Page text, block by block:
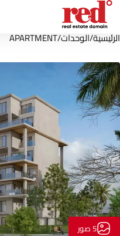
الرئيسية/الوحدات/
APARTMENT
5 صور